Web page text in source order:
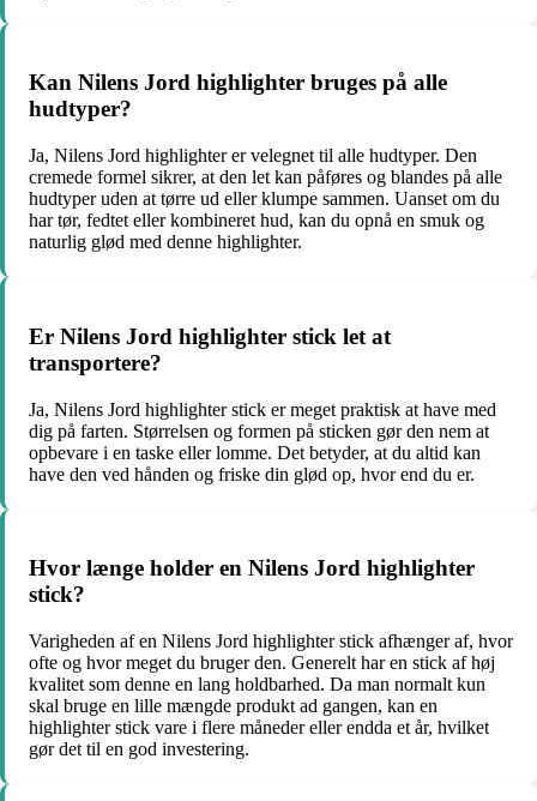
Kan Nilens Jord highlighter bruges på alle
hudtyper?
Ja, Nilens Jord highlighter er velegnet til alle hudtyper. Den
cremede formel sikrer, at den let kan påføres og blandes på alle
hudtyper uden at tørre ud eller klumpe sammen. Uanset om du
har tør, fedtet eller kombineret hud, kan du opnå en smuk og
naturlig glød med denne highlighter.
Er Nilens Jord highlighter stick let at
transportere?
Ja, Nilens Jord highlighter stick er meget praktisk at have med
dig på farten. Størrelsen og formen på sticken gør den nem at
opbevare i en taske eller lomme. Det betyder, at du altid kan
have den ved hånden og friske din glød op, hvor end du er.
Hvor længe holder en Nilens Jord highlighter
stick?
Varigheden af en Nilens Jord highlighter stick afhænger af, hvor
ofte og hvor meget du bruger den. Generelt har en stick af høj
kvalitet som denne en lang holdbarhed. Da man normalt kun
skal bruge en lille mængde produkt ad gangen, kan en
highlighter stick vare i flere måneder eller endda et år, hvilket
gør det til en god investering.